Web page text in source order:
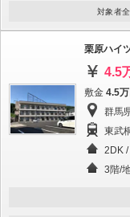
対象者
栗原ハイ
4.5
敷金 4.5万
群馬
東武
2DK /
3階/